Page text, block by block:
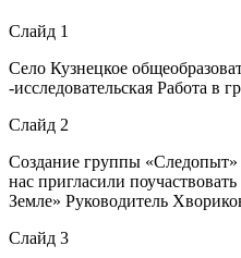
Слайд 1
Село Кузнецкое
-исследовательская Работа в
Слайд 2
Создание группы «Следопыт»
нас пригласили
Земле» Руководитель
Слайд 3